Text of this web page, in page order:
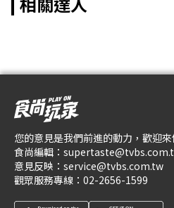
您的意見是我們前進的動力，歡迎
食尚編輯：
意見反映： service@tvbs.com.tw
觀眾服務專線： 02-2656-1599